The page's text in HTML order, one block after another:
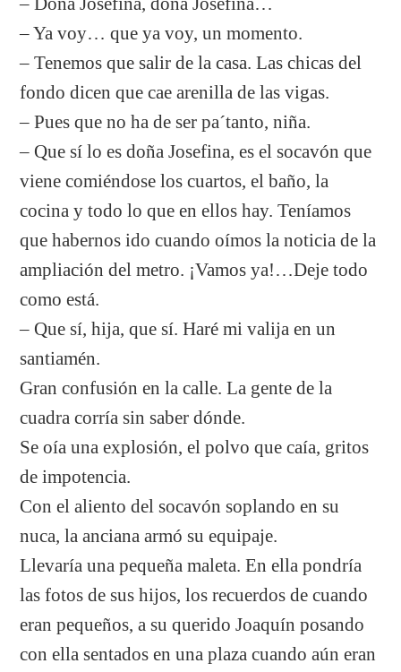
– Ya voy… que ya voy, un momento.
– Tenemos que salir de la casa. Las chicas del
fondo dicen que cae arenilla de las vigas.
– Pues que no ha de ser pa´tanto, niña.
– Que sí lo es doña Josefina, es el socavón que
viene comiéndose los cuartos, el baño, la
cocina y todo lo que en ellos hay. Teníamos
que habernos ido cuando oímos la noticia de la
ampliación del metro. ¡Vamos ya!…Deje todo
como está.
– Que sí, hija, que sí. Haré mi valija en un
santiamén.
Gran confusión en la calle. La gente de la
cuadra corría sin saber dónde.
Se oía una explosión, el polvo que caía, gritos
de impotencia.
Con el aliento del socavón soplando en su
nuca, la anciana armó su equipaje.
Llevaría una pequeña maleta. En ella pondría
las fotos de sus hijos, los recuerdos de cuando
eran pequeños, a su querido Joaquín posando
con ella sentados en una plaza cuando aún eran